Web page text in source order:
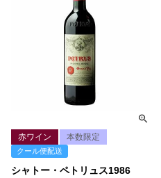
シャトー・ペトリュス1986
赤ワイン 本数限定
クール便配送